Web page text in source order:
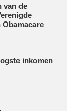
van de
inkomen